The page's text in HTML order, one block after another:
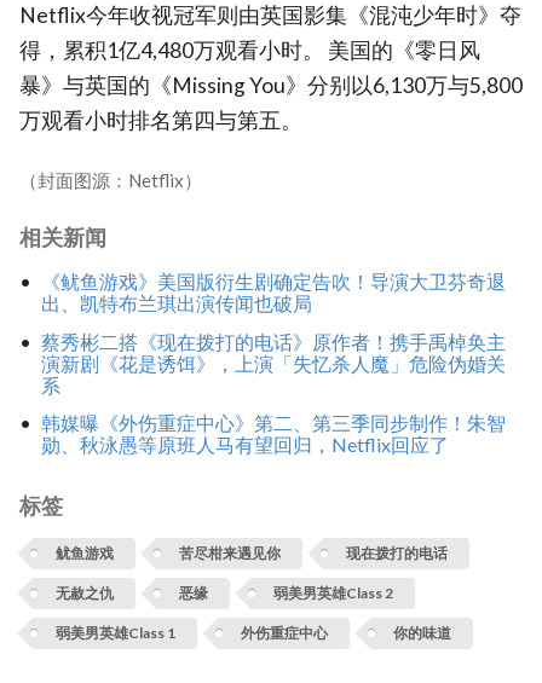
Netflix今年收视冠军则由英国影集《混沌少年时》夺
得，累积1亿4,480万观看小时。 美国的《零日风
暴》与英国的《Missing You》分别以6,130万与5,800
万观看小时排名第四与第五。
（封面图源：Netflix）
相关新闻
《鱿鱼游戏》美国版衍生剧确定告吹！导演大卫芬奇退
出、凯特布兰琪出演传闻也破局
蔡秀彬二搭《现在拨打的电话》原作者！携手禹棹奂主
演新剧《花是诱饵》，上演「失忆杀人魔」危险伪婚关
系
韩媒曝《外伤重症中心》第二、第三季同步制作！朱智
勋、秋泳愚等原班人马有望回归，Netflix回应了
标签
鱿鱼游戏 苦尽柑来遇见你 现在拨打的电话
无赦之仇 恶缘 弱美男英雄Class 2
弱美男英雄Class 1 外伤重症中心 你的味道